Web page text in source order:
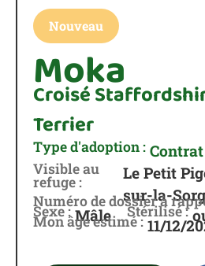
Nouveau
Moka
Croisé
Terrier
Type d'adoption :
Visible au
refuge :
Le Petit
sur-la-
Numéro de dossier à
Sexe : Mâle Stérilisé :
Mon âge estimé : 11/12/